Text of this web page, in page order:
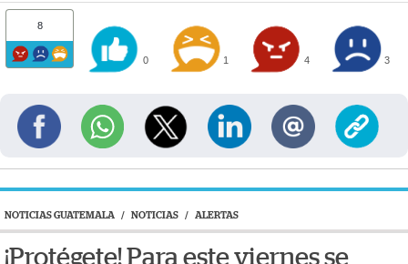
8
0 1 4 3
NOTICIAS GUATEMALA / NOTICIAS / ALERTAS
¡Protégete! Para este viernes se